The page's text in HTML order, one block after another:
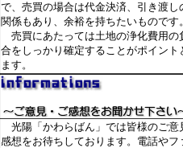
で、売買の場合は代金決済、引き渡し
関係もあり、余裕を持ちたいものです
売買にあたっては土地の浄化費用の
合をしっかり確定することがポイント
ます。
光陽「かわらばん」では皆様のご意
感想をお待ちしております。電話やフ